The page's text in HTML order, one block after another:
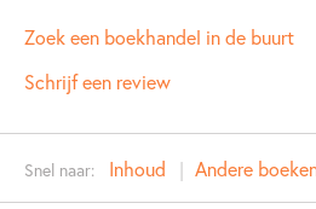
ISBN: 9781474988216
NUR:
Prijs: 12
99
Zoek een boekhandel in de buurt
Schrijf een review
Snel naar: Inhoud Andere